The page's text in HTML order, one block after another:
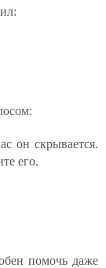
он скрывается.
его.
помочь даже